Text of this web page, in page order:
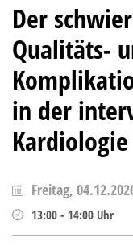
Der
Qualitäts-
in der
Kardiologie
Freitag,
13:00 - 14:00 Uhr